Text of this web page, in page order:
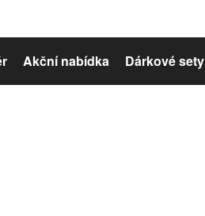
Akční nabídka Dárkové sety